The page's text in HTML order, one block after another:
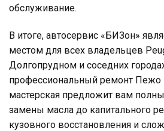
обслуживание.
В итоге, автосервис «БИЗон»
местом для всех владельцев
Долгопрудном и соседних
профессиональный ремонт Пежо
мастерская предложит вам
замены масла до капитального
кузовного восстановления и